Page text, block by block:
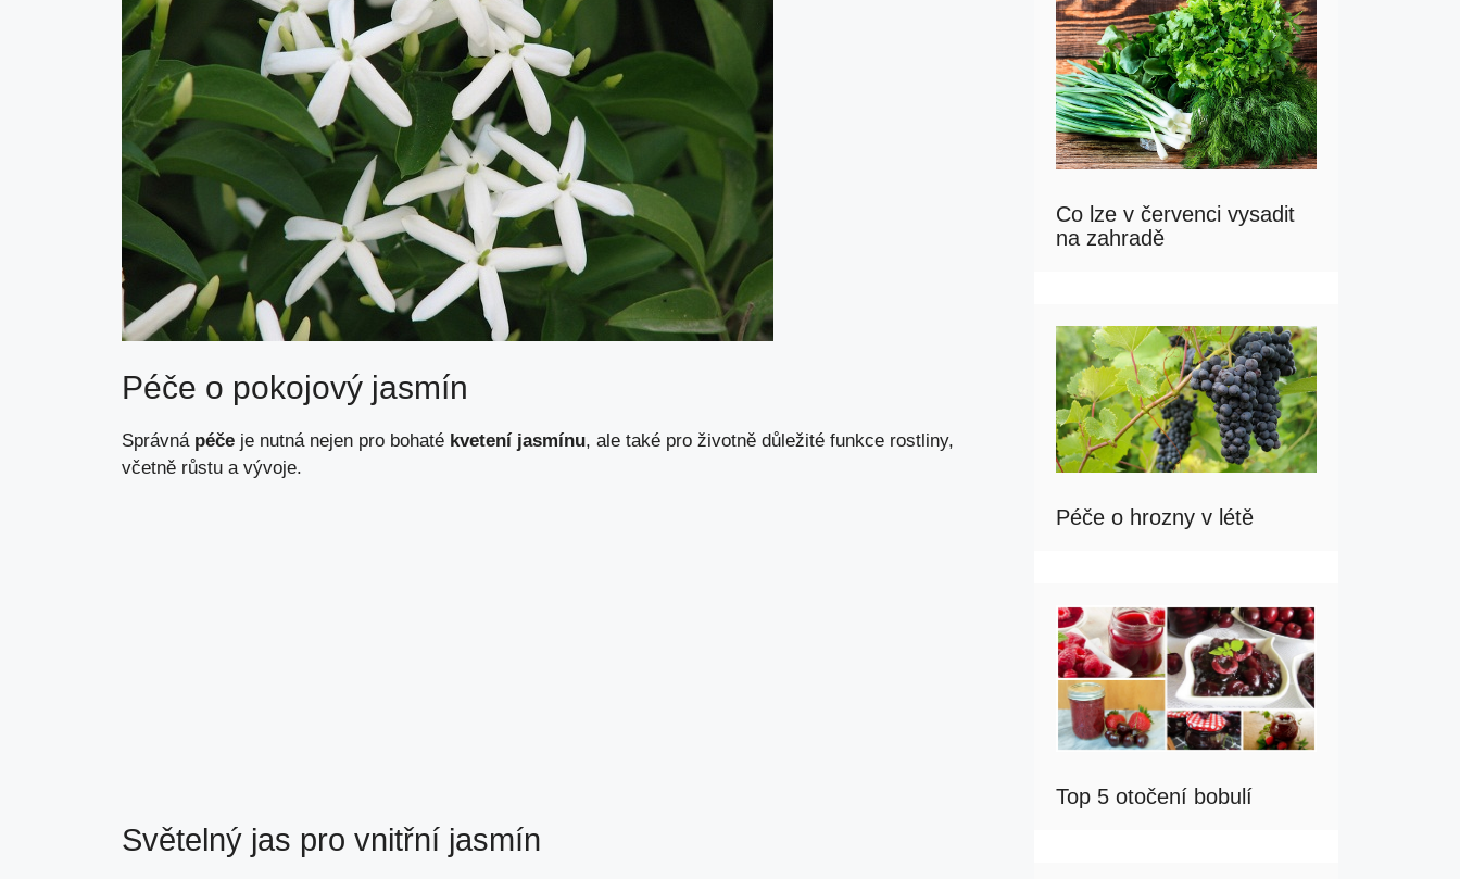
Péče o pokojový jasmín
Správná péče je nutná nejen pro bohaté kvetení jasmínu, ale také pro životně důležité funkce rostliny,
včetně růstu a vývoje.
Světelný jas pro vnitřní jasmín
Co lze v červenci vysadit
na zahradě
Péče o hrozny v létě
Top 5 otočení bobulí